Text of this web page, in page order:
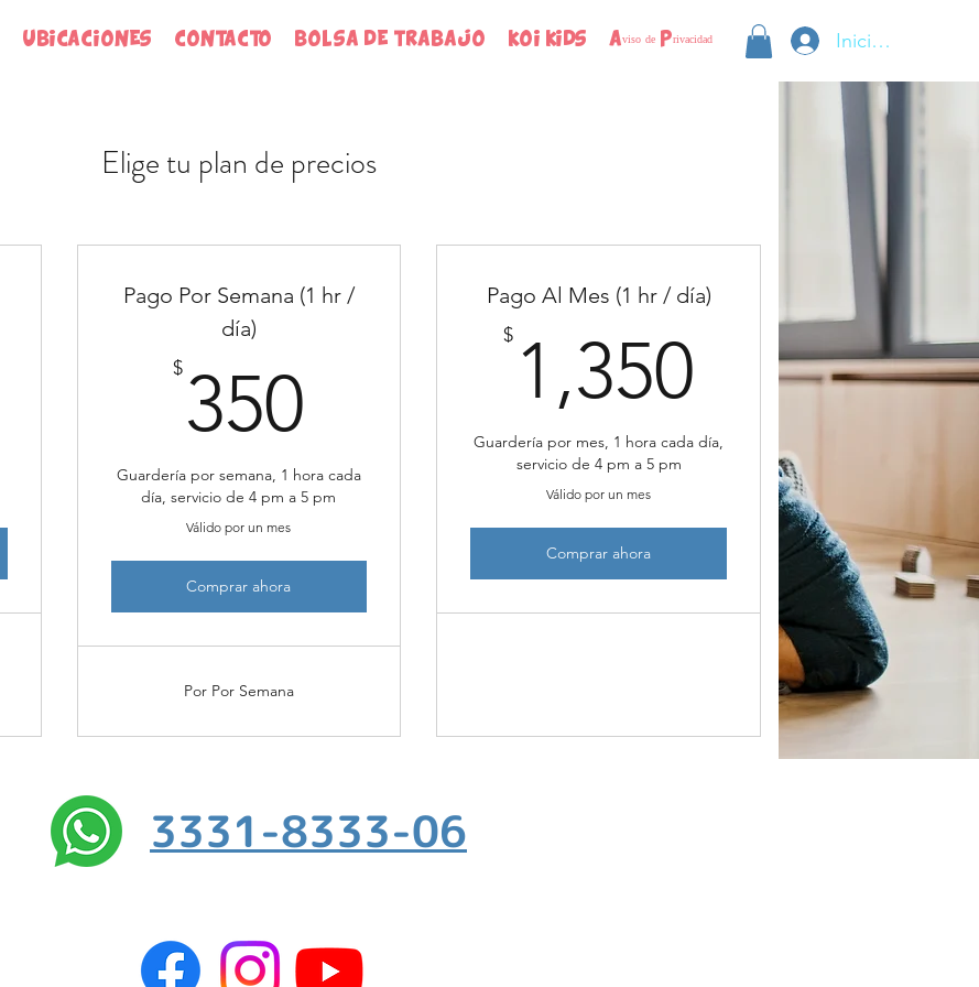
UBICACIONES CONTACTO BOLSA DE TRABAJO KOI KIDS Aviso de Privacidad Iniciar sesión
Elige tu plan de precios
Pago Por Semana (1 hr /
día)
$ 350
Guardería por semana, 1 hora cada
día, servicio de 4 pm a 5 pm
Válido por un mes
Comprar ahora
Por Por Semana
Pago Al Mes (1 hr / día)
$ 1,350 1,350$
Guardería por mes, 1 hora cada día,
servicio de 4 pm a 5 pm
Válido por un mes
Comprar ahora
3331-8333-06